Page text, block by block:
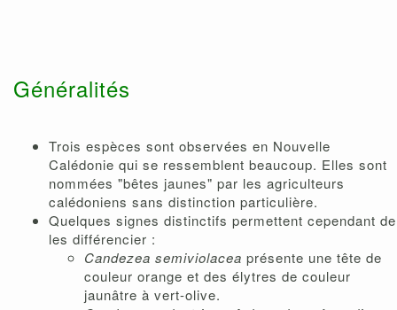
Généralités
Trois espèces sont observées en Nouvelle
Calédonie qui se ressemblent beaucoup. Elles sont
nommées "bêtes jaunes" par les agriculteurs
calédoniens sans distinction particulière.
Quelques signes distinctifs permettent cependant de
les différencier :
Candezea semiviolacea présente une tête de
couleur orange et des élytres de couleur
jaunâtre à vert-olive.